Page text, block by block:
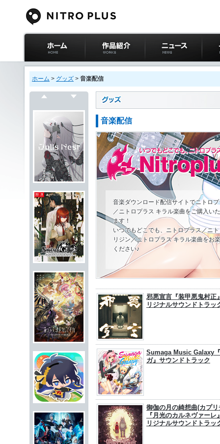
ニトロプラス公式
サイト ホーム
作品紹介 ニュース イベ
ホーム > グッズ > 音楽配信
音楽配信
音楽ダウンロード配信サイトでニトロ
／ニトロプラス キラル楽曲をご購入い
ます！
いつでもどこでも、ニトロプラス／ニ
リジン／ニトロプラス キラル楽曲をお
ください♪
邪悪宣言『装甲悪鬼村正
リジナルサウンドトラッ
Sumaga Music Galaxy
ガ』サウンドトラック
御伽の月の綺想曲(カプリ
『月光のカルネヴァーレ
リジナルサウンドトラッ